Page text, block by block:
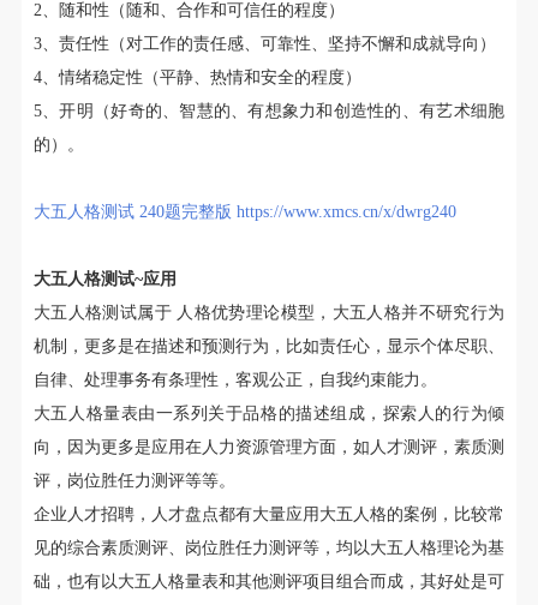
2、随和性（随和、合作和可信任的程度）
3、责任性（对工作的责任感、可靠性、坚持不懈和成就导向）
4、情绪稳定性（平静、热情和安全的程度）
5、开明（好奇的、智慧的、有想象力和创造性的、有艺术细胞
的）。
大五人格测试 240题完整版 https://www.xmcs.cn/x/dwrg240
大五人格测试~应用
大五人格测试属于 人格优势理论模型，大五人格并不研究行为
机制，更多是在描述和预测行为，比如责任心，显示个体尽职、
自律、处理事务有条理性，客观公正，自我约束能力。
大五人格量表由一系列关于品格的描述组成，探索人的行为倾
向，因为更多是应用在人力资源管理方面，如人才测评，素质测
评，岗位胜任力测评等等。
企业人才招聘，人才盘点都有大量应用大五人格的案例，比较常
见的综合素质测评、岗位胜任力测评等，均以大五人格理论为基
础，也有以大五人格量表和其他测评项目组合而成，其好处是可